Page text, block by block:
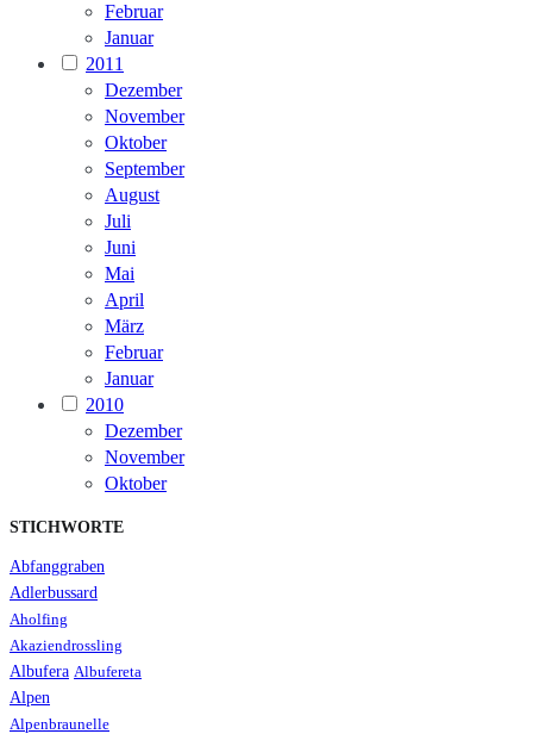
Februar
Januar
2011
Dezember
November
Oktober
September
August
Juli
Juni
Mai
April
März
Februar
Januar
2010
Dezember
November
Oktober
STICHWORTE
Abfanggraben
Adlerbussard
Aholfing
Akaziendrossling
Albufera Albufereta
Alpen
Alpenbraunelle